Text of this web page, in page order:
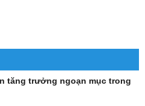
tăng trưởng ngoạn mục trong